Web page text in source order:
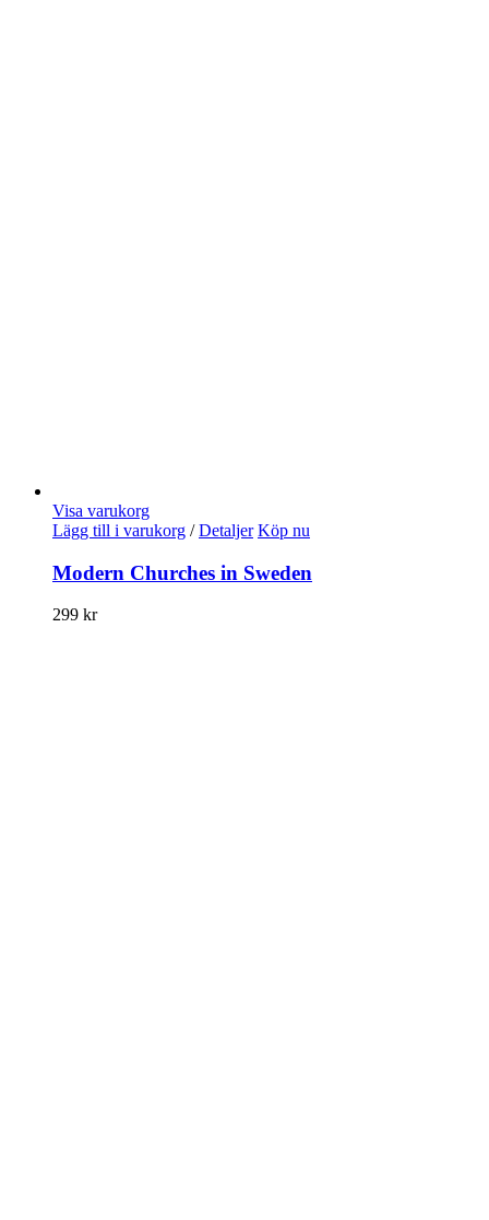
Visa varukorg
Lägg till i varukorg / Detaljer Köp nu
Modern Churches in Sweden
299 kr